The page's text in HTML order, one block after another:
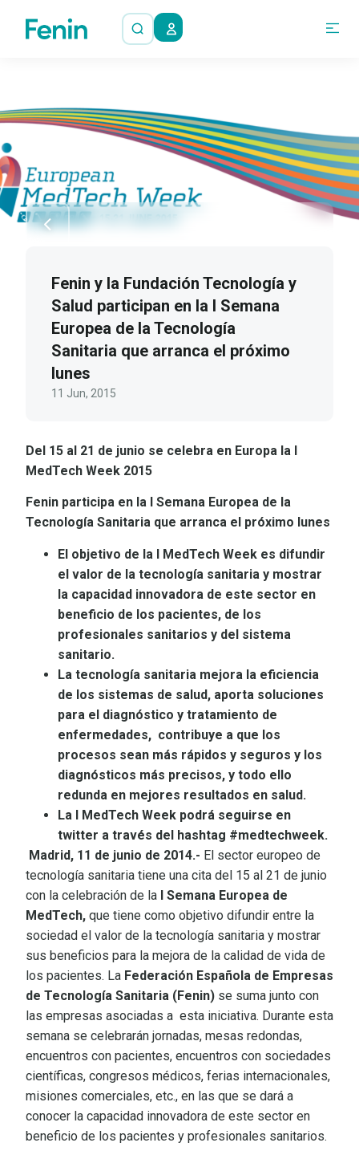
Fenin y la Fundación Tecnología y
Salud participan en la I Semana
Europea de la Tecnología
Sanitaria que arranca el próximo
lunes
11 Jun, 2015
Del 15 al 21 de junio se celebra en Europa la I
MedTech Week 2015
Fenin participa en la I Semana Europea de la
Tecnología Sanitaria que arranca el próximo lunes
El objetivo de la I MedTech Week es difundir
el valor de la tecnología sanitaria y mostrar
la capacidad innovadora de este sector en
beneficio de los pacientes, de los
profesionales sanitarios y del sistema
sanitario.
La tecnología sanitaria mejora la eficiencia
de los sistemas de salud, aporta soluciones
para el diagnóstico y tratamiento de
enfermedades, contribuye a que los
procesos sean más rápidos y seguros y los
diagnósticos más precisos, y todo ello
redunda en mejores resultados en salud.
La I MedTech Week podrá seguirse en
twitter a través del hashtag #medtechweek.
Madrid, 11 de junio de 2014.- El sector europeo de
tecnología sanitaria tiene una cita del 15 al 21 de junio
con la celebración de la I Semana Europea de
MedTech, que tiene como objetivo difundir entre la
sociedad el valor de la tecnología sanitaria y mostrar
sus beneficios para la mejora de la calidad de vida de
los pacientes. La Federación Española de Empresas
de Tecnología Sanitaria (Fenin) se suma junto con
las empresas asociadas a esta iniciativa. Durante esta
semana se celebrarán jornadas, mesas redondas,
encuentros con pacientes, encuentros con sociedades
científicas, congresos médicos, ferias internacionales,
misiones comerciales, etc., en las que se dará a
conocer la capacidad innovadora de este sector en
beneficio de los pacientes y profesionales sanitarios.